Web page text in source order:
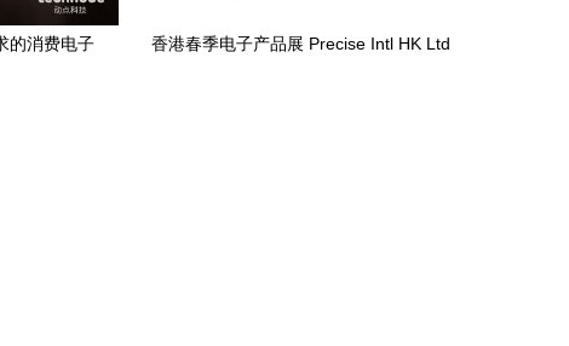
的消费电子
香港春季电子产品展 Precise Intl HK Ltd